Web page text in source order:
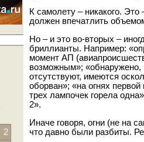
2
К самолету – никакого.
должен впечатлить
Но – и это во-вторых –
бриллианты. Например:
момент АП
возможным»; «обнаружено,
отсутствуют, имеются
оборван»; «на огнях
трех лампочек горела
2».
Иначе говоря, огни (не на
что давно были разбиты.